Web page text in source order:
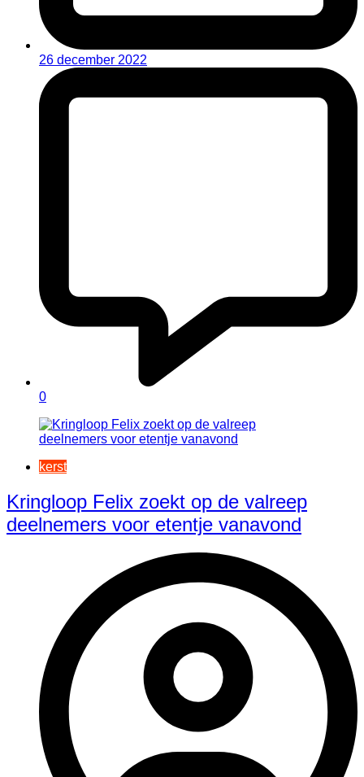
26 december 2022
0
kerst
Kringloop Felix zoekt op de valreep
deelnemers voor etentje vanavond